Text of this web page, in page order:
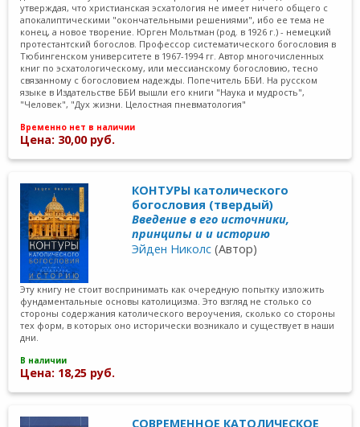
утверждая, что христианская эсхатология не имеет ничего общего с
апокалиптическими "окончательными решениями", ибо ее тема не
конец, а новое творение. Юрген Мольтман (род. в 1926 г.) - немецкий
протестантский богослов. Профессор систематического богословия в
Тюбингенском университете в 1967-1994 гг. Автор многочисленных
книг по эсхатологическому, или мессианскому богословию, тесно
связанному с богословием надежды. Попечитель ББИ. На русском
языке в Издательстве ББИ вышли его книги "Наука и мудрость",
"Человек", "Дух жизни. Целостная пневматология"
Временно нет в наличии
Цена: 30,00 руб.
КОНТУРЫ католического
богословия (твердый)
Введение в его источники,
принципы и и историю
Эйден Николс (Автор)
Эту книгу не стоит воспринимать как очередную попытку изложить
фундаментальные основы католицизма. Это взгляд не столько со
стороны содержания католического вероучения, сколько со стороны
тех форм, в которых оно исторически возникало и существует в наши
дни.
В наличии
Цена: 18,25 руб.
СОВРЕМЕННОЕ КАТОЛИЧЕСКОЕ